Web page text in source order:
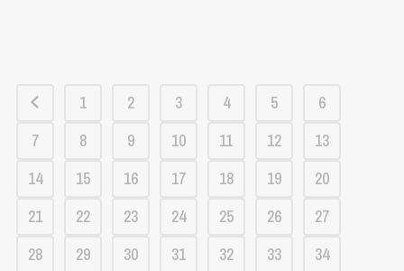
1 2 3 4 5
6
7
8 9 10 11 12
13
14
15 16 17 18 19
20
21
22 23 24 25 26
27
28
29 30 31 32 33
34